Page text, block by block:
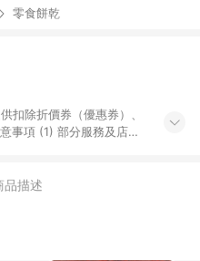
零食餅乾
天KOBO電子書，請詳閱
時內結帳，才享有 LINE
品描述